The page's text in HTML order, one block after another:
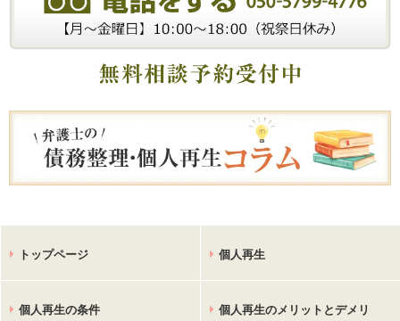
トップページ 個人再生
個人再生の条件
個人再生のメリットとデメリ